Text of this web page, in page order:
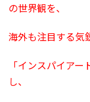
の世界観を、
海外も注目する気
「インスパイア
し、